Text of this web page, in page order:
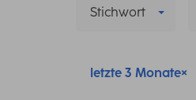
Stichwort
letzte 3 Monate